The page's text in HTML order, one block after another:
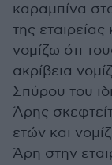
καραμπίνα
της
νομίζω ότι
ακρίβεια
Σπύρου του
Άρης
ετών και
Άρη στην